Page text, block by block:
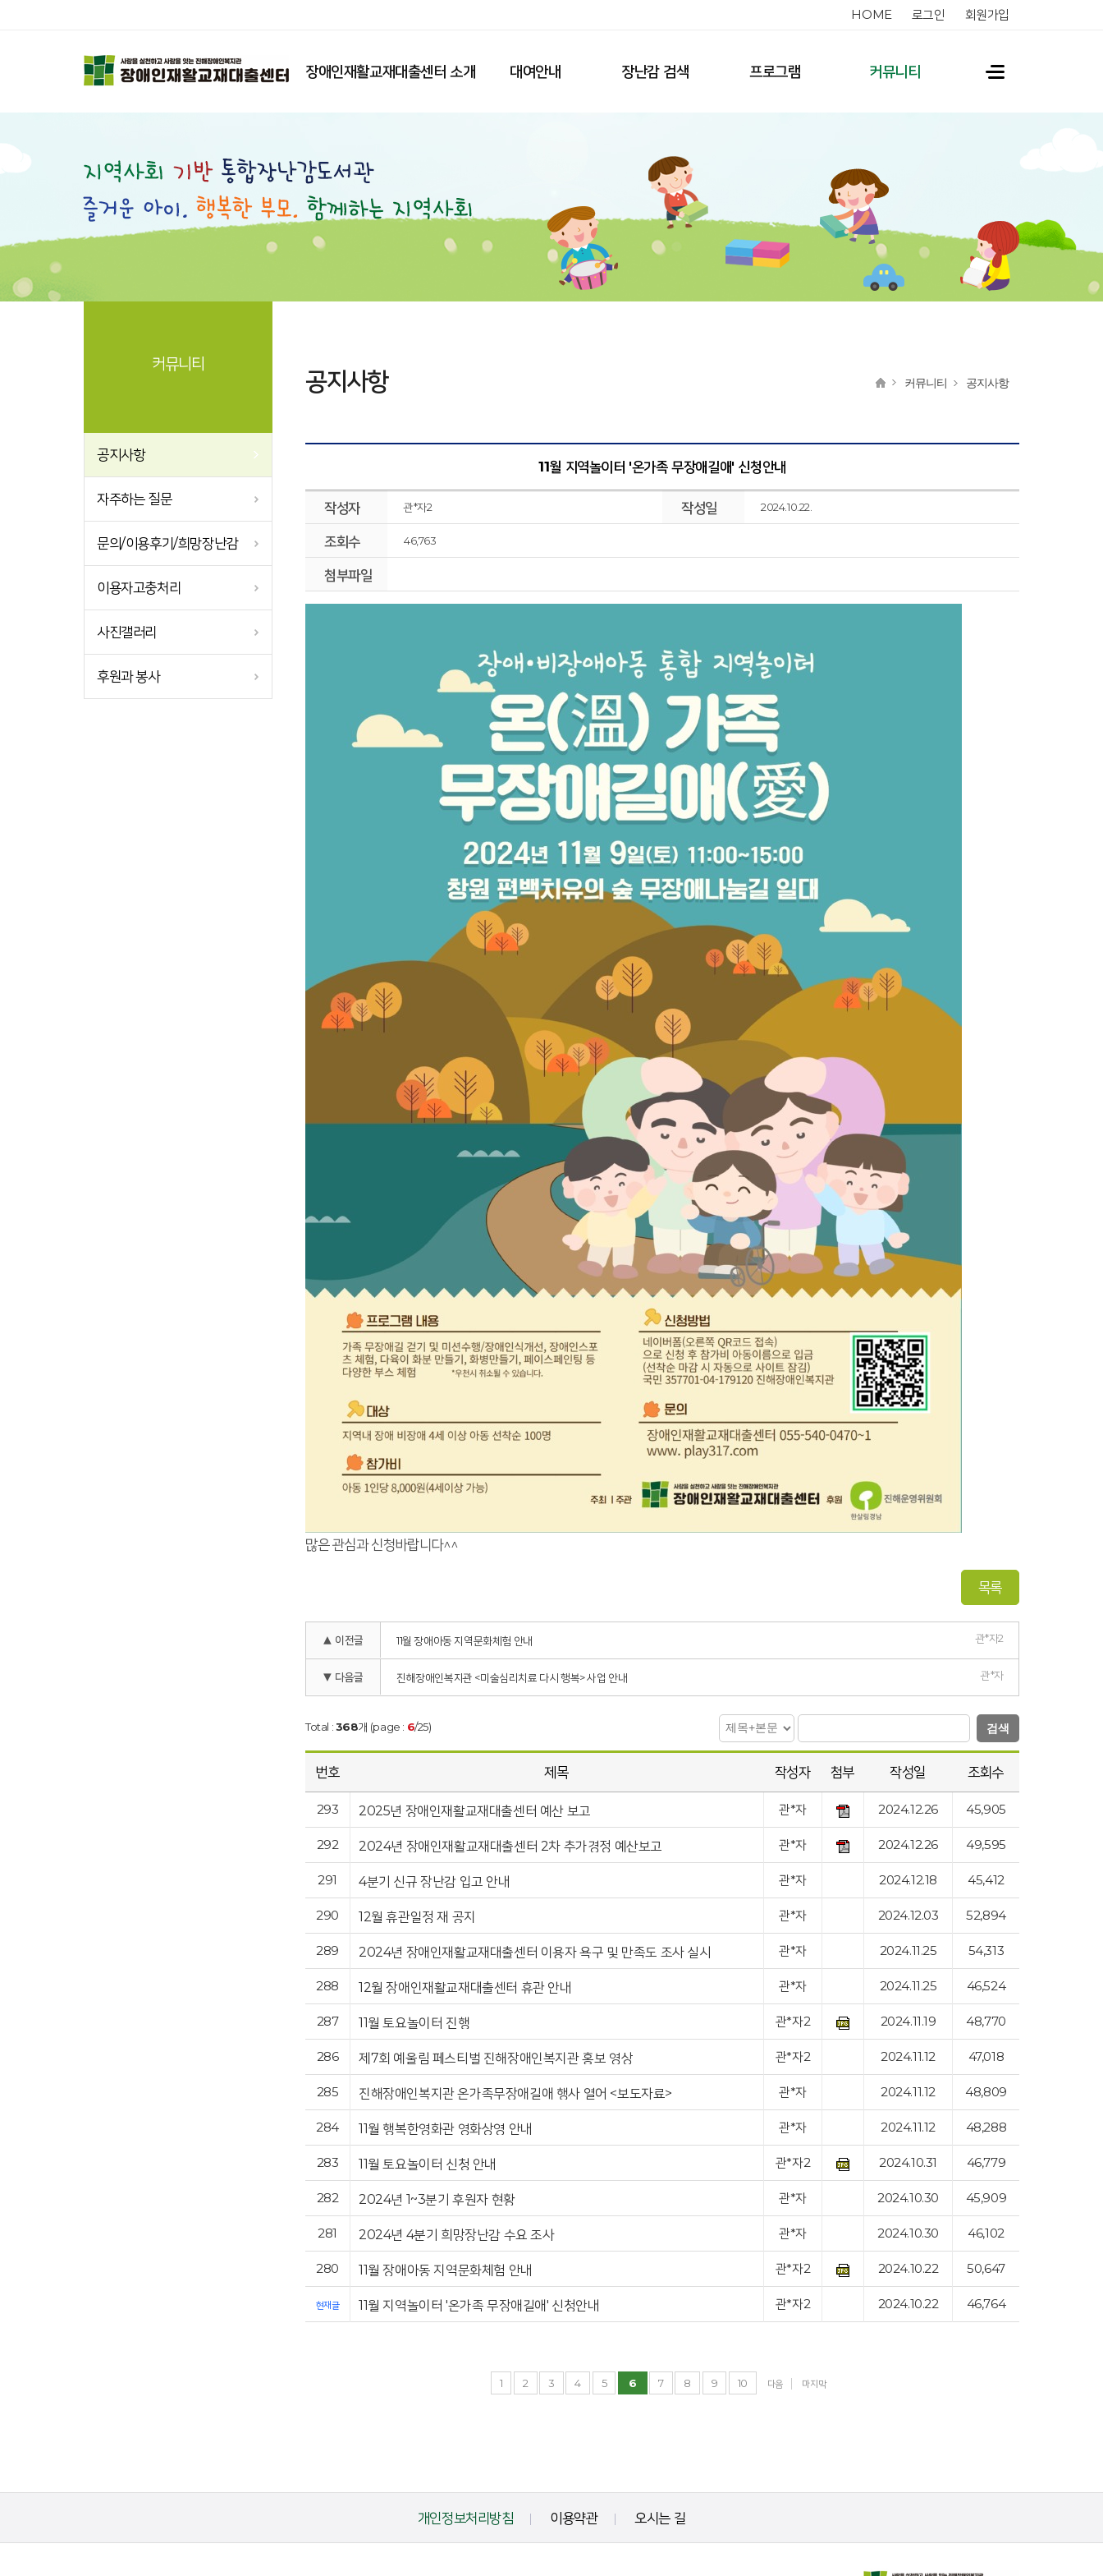
HOME 로그인 회원가입
장애인재활교재대출센터 소개 대여안내 장난감 검색 프로그램 커뮤니티
커뮤니티
공지사항
자주하는 질문
문의/이용후기/희망장난감
이용자고충처리
사진갤러리
후원과 봉사
공지사항 커뮤니티 공지사항
11월 지역놀이터 '온가족 무장애길애' 신청안내
작성자 관*자2 작성일 2024.10.22.
조회수 46,763
첨부파일
많은 관심과 신청바랍니다^^
목록
▲ 이전글 11월 장애아동 지역문화체험 안내 관*자2
▼ 다음글 진해장애인복지관 <미술심리치료 다시 행복> 사업 안내 관*자
Total :368개 (page : 6/25) 검색
번호 제목 작성자 첨부 작성일 조회수
293 2025년 장애인재활교재대출센터 예산 보고 관*자 2024.12.26 45,905
292 2024년 장애인재활교재대출센터 2차 추가경정 예산보고 관*자 2024.12.26 49,595
291 4분기 신규 장난감 입고 안내 관*자 2024.12.18 45,412
290 12월 휴관일정 재 공지 관*자 2024.12.03 52,894
289 2024년 장애인재활교재대출센터 이용자 욕구 및 만족도 조사 실시 관*자 2024.11.25 54,313
288 12월 장애인재활교재대출센터 휴관 안내 관*자 2024.11.25 46,524
287 11월 토요놀이터 진행 관*자2 2024.11.19 48,770
286 제7회 예울림 페스티벌 진해장애인복지관 홍보 영상 관*자2 2024.11.12 47,018
285 진해장애인복지관 온가족무장애길애 행사 열어 <보도자료> 관*자 2024.11.12 48,809
284 11월 행복한영화관 영화상영 안내 관*자 2024.11.12 48,288
283 11월 토요놀이터 신청 안내 관*자2 2024.10.31 46,779
282 2024년 1~3분기 후원자 현황 관*자 2024.10.30 45,909
281 2024년 4분기 희망장난감 수요 조사 관*자 2024.10.30 46,102
280 11월 장애아동 지역문화체험 안내 관*자2 2024.10.22 50,647
현재글 11월 지역놀이터 '온가족 무장애길애' 신청안내 관*자2 2024.10.22 46,764
1 2 3 4 5 6 7 8 9 10 다음 마지막
개인정보처리방침 이용약관 오시는 길